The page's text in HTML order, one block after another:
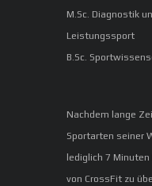
M.Sc. Diagnostik
Leistungssport
B.Sc.
Nachdem lange
Sportarten seiner
lediglich 7
von CrossFit zu